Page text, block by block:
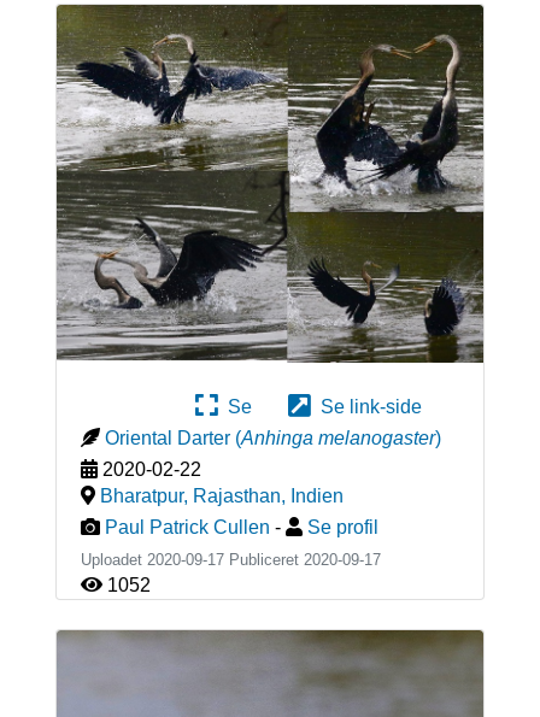
Se
Se link-side
Oriental Darter (Anhinga melanogaster)
2020-02-22
Bharatpur, Rajasthan, Indien
Paul Patrick Cullen - Se profil
Uploadet 2020-09-17 Publiceret 2020-09-17
1052